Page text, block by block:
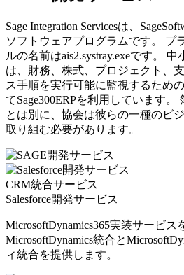
Sage Integration Servicesは、
ソフトウェアプログラムです。 プ
ルの名前はais2.systray.exeです。
は、財務、株式、プロジェクト、
ス手順を実行可能に監視するため
てSage300ERPを利用しています。
とは別に、協会は彼らの一種のビ
取り組む必要があります。
CRM統合サービス
Salesforce開発サービス
MicrosoftDynamics365実装サービス
MicrosoftDynamics統合と
ィ統合を提供します。